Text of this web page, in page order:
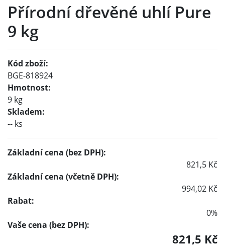
Přírodní dřevěné uhlí Pure
9 kg
Kód zboží:
BGE-818924
Hmotnost:
9 kg
Skladem:
-- ks
Základní cena (bez DPH):
821,5 Kč
Základní cena (včetně DPH):
994,02 Kč
Rabat:
0%
Vaše cena (bez DPH):
821,5 Kč